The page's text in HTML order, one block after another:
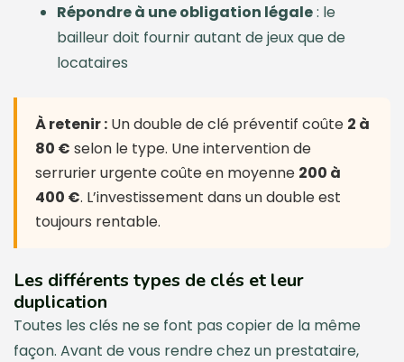
Répondre à une obligation légale: le
bailleur doit fournir autant de jeux que de
locataires
À retenir : Un double de clé préventif coûte 2 à
80 € selon le type. Une intervention de
serrurier urgente coûte en moyenne 200 à
400 €. L’investissement dans un double est
toujours rentable.
Les différents types de clés et leur
duplication
Toutes les clés ne se font pas copier de la même
façon. Avant de vous rendre chez un prestataire,